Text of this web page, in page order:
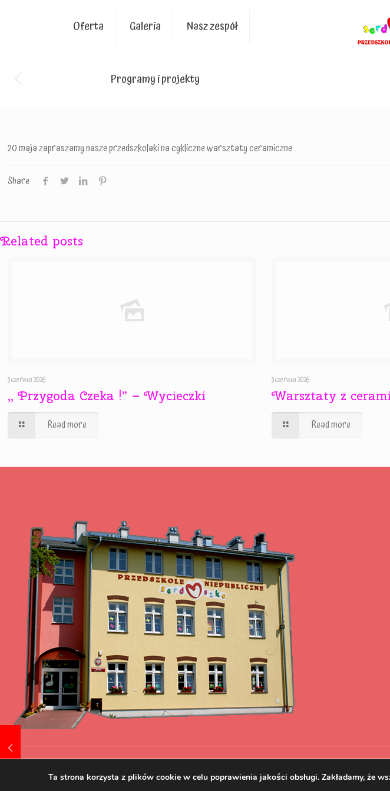
Oferta Galeria Nasz zespół
Programy i projekty
20 maja zapraszamy nasze przedszkolaki na cykliczne warsztaty ceramiczne .
Share
Related posts
3 czerwca 2026
,, Przygoda Czeka !” – Wycieczki
Read more
3 czerwca 2026
Warsztaty z
Read more
Tworzenie i pozycjonowanie stron www.skuteczni.net
Ta strona korzysta z plików cookie w celu poprawienia jakości obsługi. Zakładamy, że